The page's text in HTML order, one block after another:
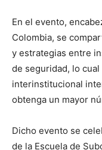
En el evento,
Colombia, se
y estrategias entre
de seguridad, lo
interinstitucional
obtenga un mayor
Dicho evento se
de la Escuela de